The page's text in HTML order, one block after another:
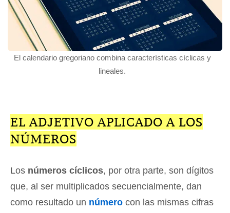
El calendario gregoriano combina características cíclicas y
lineales.
EL ADJETIVO APLICADO A LOS
NÚMEROS
Los números cíclicos, por otra parte, son dígitos
que, al ser multiplicados secuencialmente, dan
como resultado un número con las mismas cifras